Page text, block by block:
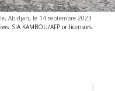
Abidjan, le 14 septembre 2023
SIA KAMBOU/AFP or licensors